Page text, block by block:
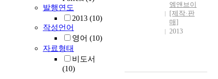
발행연도
2013 (10)
작성언어
영어 (10)
자료형태
비도서
(10)
엠앤브이
[제작·판
매]
2013